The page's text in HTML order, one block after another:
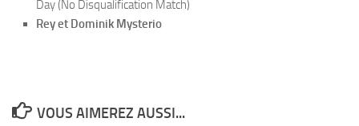
Day (No Disqualification Match)
Rey et Dominik Mysterio
VOUS AIMEREZ AUSSI...